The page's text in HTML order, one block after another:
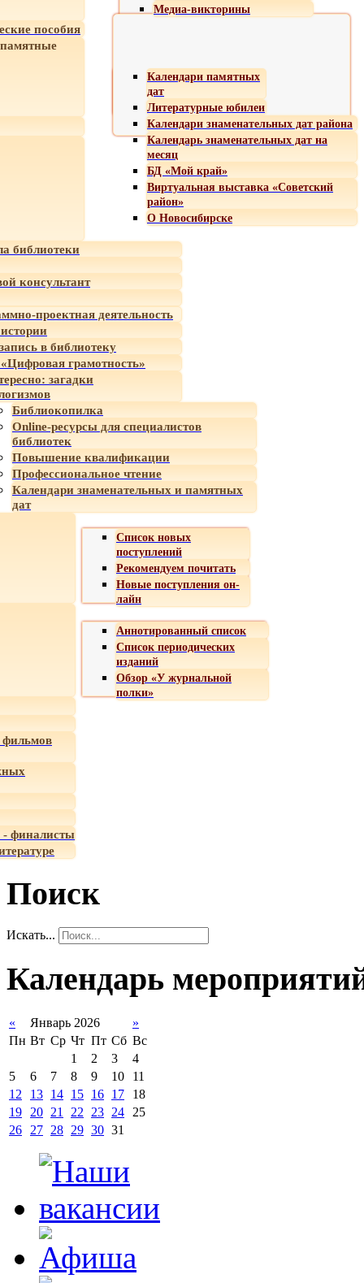
Медиа-викторины
пособия
Календари памятных
дат
Литературные юбилеи
Календари знаменательных дат района
Календарь знаменательных дат на
месяц
БД «Мой край»
Виртуальная выставка «Советский
район»
О Новосибирске
библиотеки
консультант
проектная деятельность
в библиотеку
грамотность»
загадки
Библиокопилка
Online-ресурсы для специалистов
библиотек
Повышение квалификации
Профессиональное чтение
Календари знаменательных и памятных
дат
Список новых
поступлений
Рекомендуем почитать
Новые поступления он-
лайн
Аннотированный список
Список периодических
изданий
Обзор «У журнальной
полки»
- финалисты
Поиск
Искать...
Календарь
« Январь 2026
»
Пн Вт Ср Чт Пт Сб Вс
1
2 3
4
5
6 7 8 9 10
11
12
13 14 15 16 17
18
19
20 21 22 23 24
25
26
27 28 29 30 31